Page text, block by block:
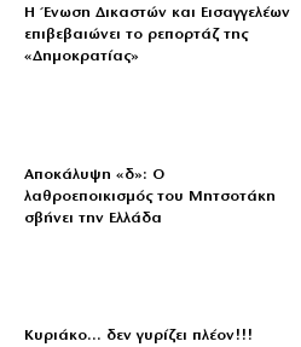
Η Ένωση Δικαστών και Εισαγγελέων
επιβεβαιώνει το ρεπορτάζ της
«Δημοκρατίας»
Αποκάλυψη «δ»: Ο
λαθροεποικισμός του Μητσοτάκη
σβήνει την Ελλάδα
Κυριάκο… δεν γυρίζει πλέον!!!